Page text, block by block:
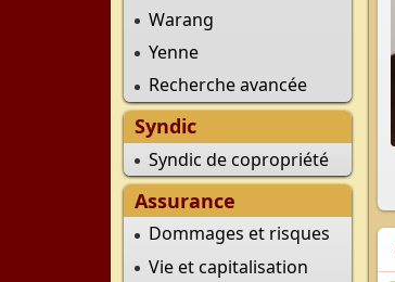
Warang
Yenne
Recherche avancée
Syndic
Syndic de copropriété
Assurance
Dommages et risques
Vie et capitalisation